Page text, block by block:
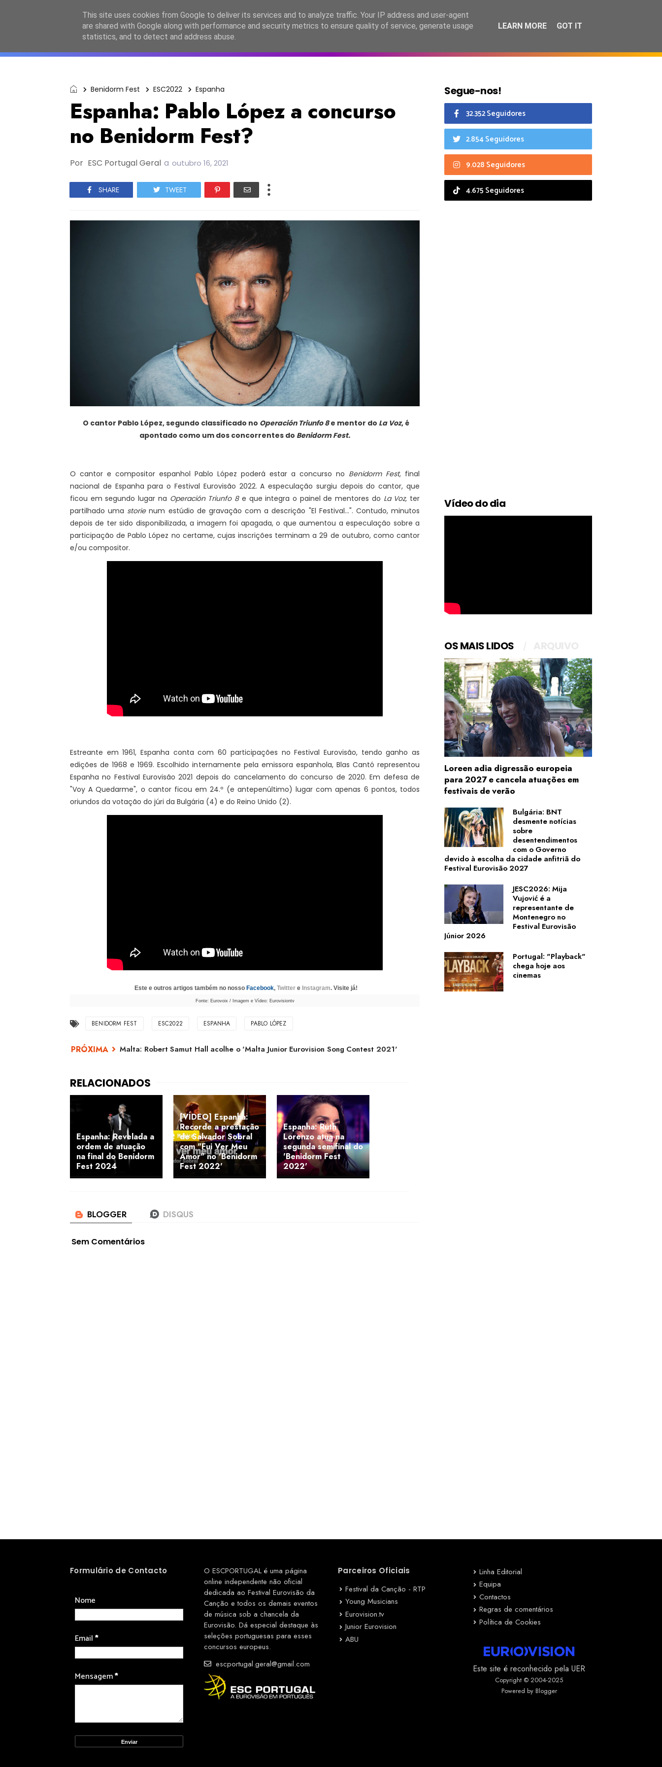
ESC2027 JESC2026 FC2026 EASC2026 PORTUGAL LANÇAMENTOS ESPECIAIS CALENDÁRIO
Benidorm Fest ESC2022 Espanha
Espanha: Pablo López a concurso
no Benidorm Fest?
Por ESC Portugal Geral a outubro 16, 2021
SHARE TWEET
O cantor Pablo López, segundo classificado no Operación Triunfo 8e mentor do La Voz, é
apontado como um dos concorrentes do Benidorm Fest.
O cantor e compositor espanhol Pablo López poderá estar a concurso no Benidorm Fest, final
nacional de Espanha para o Festival Eurovisão 2022. A especulação surgiu depois do cantor, que
ficou em segundo lugar na Operación Triunfo 8e que integra o painel de mentores do La Voz, ter
partilhado uma storienum estúdio de gravação com a descrição "El Festival...". Contudo, minutos
depois de ter sido disponibilizada, a imagem foi apagada, o que aumentou a especulação sobre a
participação de Pablo López no certame, cujas inscrições terminam a 29 de outubro, como cantor
e/ou compositor.
Estreante em 1961, Espanha conta com 60 participações no Festival Eurovisão, tendo ganho as
edições de 1968 e 1969. Escolhido internamente pela emissora espanhola, Blas Cantó representou
Espanha no Festival Eurovisão 2021 depois do cancelamento do concurso de 2020. Em defesa de
"Voy A Quedarme", o cantor ficou em 24.º (e antepenúltimo) lugar com apenas 6 pontos, todos
oriundos da votação do júri da Bulgária (4) e do Reino Unido (2).
Este e outros artigos também no nosso Facebook, Twittere Instagram. Visite já!
Fonte: Eurovoix / Imagem e Vídeo: Eurovisiontv
BENIDORM FEST ESC2022 ESPANHA PABLO LÓPEZ
Malta: Robert Samut Hall acolhe o 'Malta Junior Eurovision Song Contest 2021'
Espanha: Revelada a
ordem de atuação
na final do Benidorm
Fest 2024
[VÍDEO] Espanha:
Recorde a prestação
de Salvador Sobral
com "Fui Ver Meu
Amor" no 'Benidorm
Fest 2022'
Espanha: Ruth
Lorenzo atua na
segunda semifinal do
'Benidorm Fest
2022'
Sem Comentários
Segue-nos!
32.352 Seguidores
2.854 Seguidores
9.028 Seguidores
4.675 Seguidores
Vídeo do dia
OS MAIS LIDOS
Loreen adia digressão europeia
para 2027 e cancela atuações em
festivais de verão
Bulgária: BNT
desmente notícias
sobre
desentendimentos
com o Governo
devido à escolha da cidade anfitriã do
Festival Eurovisão 2027
JESC2026: Mija
Vujović é a
representante de
Montenegro no
Festival Eurovisão
Júnior 2026
Portugal: "Playback"
chega hoje aos
cinemas
Formulário de Contacto
Nome
Email*
Mensagem*
O ESCPORTUGAL é uma página
online independente não oficial
dedicada ao Festival Eurovisão da
Canção e todos os demais eventos
de música sob a chancela da
Eurovisão. Dá especial destaque às
seleções portuguesas para esses
concursos europeus.
escportugal.geral@gmail.com
Parceiros Oficiais
Festival da Canção - RTP
Young Musicians
Eurovision.tv
Junior Eurovision
ABU
Linha Editorial
Equipa
Contactos
Regras de comentários
Política de Cookies
Este site é reconhecido pela UER
Copyright © 2004-2025
Powered by Blogger
This site uses cookies from Google to deliver its services and to analyze traffic. Your IP address and user-agent
are shared with Google along with performance and security metrics to ensure quality of service, generate usage
statistics, and to detect and address abuse.
LEARN MORE GOT IT